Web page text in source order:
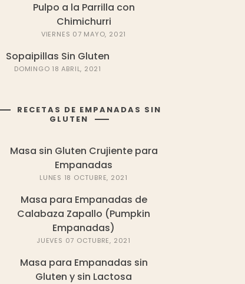
Pulpo a la Parrilla con
Chimichurri
VIERNES 07 MAYO, 2021
Sopaipillas Sin Gluten
DOMINGO 18 ABRIL, 2021
RECETAS DE EMPANADAS SIN
GLUTEN
Masa sin Gluten Crujiente para
Empanadas
LUNES 18 OCTUBRE, 2021
Masa para Empanadas de
Calabaza Zapallo (Pumpkin
Empanadas)
JUEVES 07 OCTUBRE, 2021
Masa para Empanadas sin
Gluten y sin Lactosa